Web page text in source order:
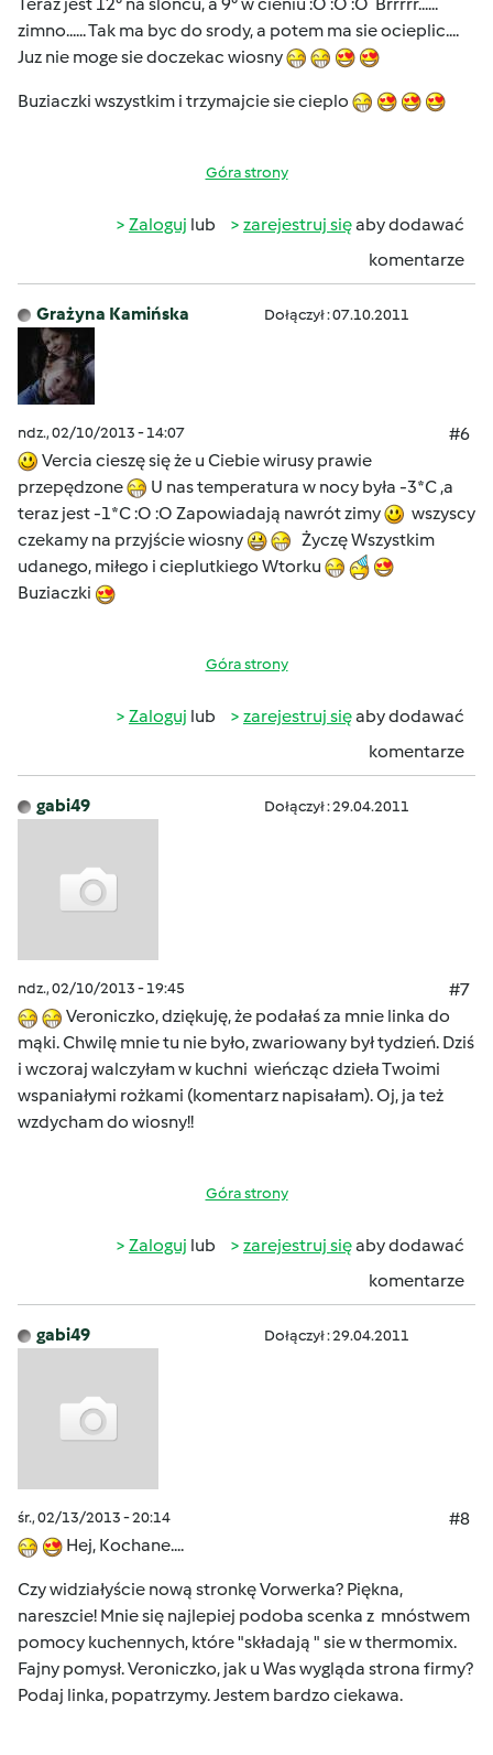
zimno...... Tak ma byc do srody, a potem ma sie ocieplic....
Juz nie moge sie doczekac wiosny
Buziaczki wszystkim i trzymajcie sie cieplo
Góra strony
Zaloguj lub zarejestruj sięaby dodawać
komentarze
Grażyna Kamińska Dołączył : 07.10.2011
ndz., 02/10/2013 - 14:07
#6
Vercia cieszę się że u Ciebie wirusy prawie
przepędzone
U nas temperatura w nocy była -3*C ,a
teraz jest -1*C :O :O Zapowiadają nawrót zimy
wszyscy
czekamy na przyjście wiosny
Życzę Wszystkim
udanego, miłego i cieplutkiego Wtorku
Buziaczki
Góra strony
Zaloguj lub zarejestruj sięaby dodawać
komentarze
gabi49 Dołączył : 29.04.2011
ndz., 02/10/2013 - 19:45
#7
Veroniczko, dziękuję, że podałaś za mnie linka do
mąki. Chwilę mnie tu nie było, zwariowany był tydzień. Dziś
i wczoraj walczyłam w kuchni wieńcząc dzieła Twoimi
wspaniałymi rożkami (komentarz napisałam). Oj, ja też
wzdycham do wiosny!!
Góra strony
Zaloguj lub zarejestruj sięaby dodawać
komentarze
gabi49 Dołączył : 29.04.2011
śr., 02/13/2013 - 20:14
#8
Hej, Kochane....
Czy widziałyście nową stronkę Vorwerka? Piękna,
nareszcie! Mnie się najlepiej podoba scenka z mnóstwem
pomocy kuchennych, które "składają " sie w thermomix.
Fajny pomysł. Veroniczko, jak u Was wygląda strona firmy?
Podaj linka, popatrzymy. Jestem bardzo ciekawa.